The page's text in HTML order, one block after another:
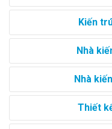
Kiến
Nhà
Nhà
Thiết